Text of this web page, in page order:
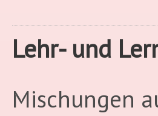
Lehr- und
Mischungen